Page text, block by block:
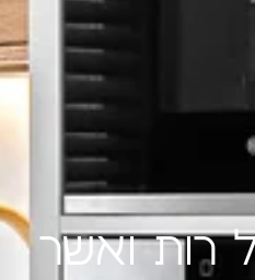
רות ואשר